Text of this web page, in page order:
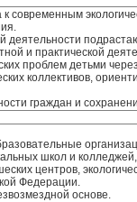
современным
деятельности
и практической
проблем детьми
коллективов,
граждан и
школ и колледжей,
центров,
Федерации.
основе.